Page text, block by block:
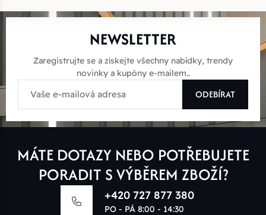
NEWSLETTER
Zaregistrujte se a získejte všechny nabídky, trendy
novinky a kupóny e-mailem..
ODEBÍRAT
MÁTE DOTAZY NEBO POTŘEBUJETE
PORADIT S VÝBĚREM ZBOŽÍ?
+420 727 877 380
PO - PÁ 8:00 - 14:30